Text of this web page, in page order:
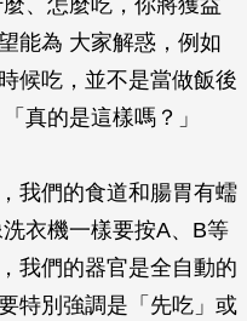
、怎麼吃，你將獲益
能為 大家解惑，例如
候吃，並不是當做飯後
真的是這樣嗎？」
我們的食道和腸胃有蠕
衣機一樣要按A、B等
我們的器官是全自動的
特別強調是「先吃」或